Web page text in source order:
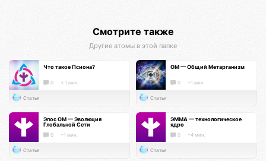
Смотрите также
Другие атомы в этой папке
Что такое Псиона?
0 < 1 мин.
Статья
ОМ — Общий Метарганизм
0 ~1 мин.
Статья
Эпос ОМ — Эволюция
Глобальной Сети
0 ~1 мин.
Статья
ЭММА — технологическое
ядро
0 ~4 мин.
Статья